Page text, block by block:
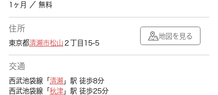
1ヶ月 ／ 無料
住所
東京都清瀬市松山 ２丁目15-5
地図を見る
交通
西武池袋線「 清瀬」駅 徒歩8分
西武池袋線「 秋津」駅 徒歩25分